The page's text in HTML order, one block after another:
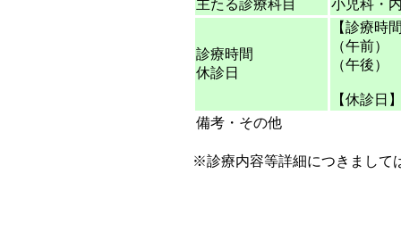
主たる診療科目
小児科・
診療時間
休診日
【診療時
（午前）
（午後）
【休診日
備考・その他
※診療内容等詳細につきまして